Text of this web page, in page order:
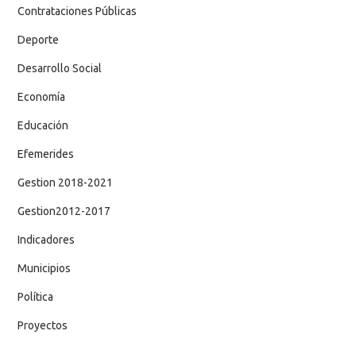
Contrataciones Públicas
Deporte
Desarrollo Social
Economía
Educación
Efemerides
Gestion 2018-2021
Gestion2012-2017
Indicadores
Municipios
Política
Proyectos